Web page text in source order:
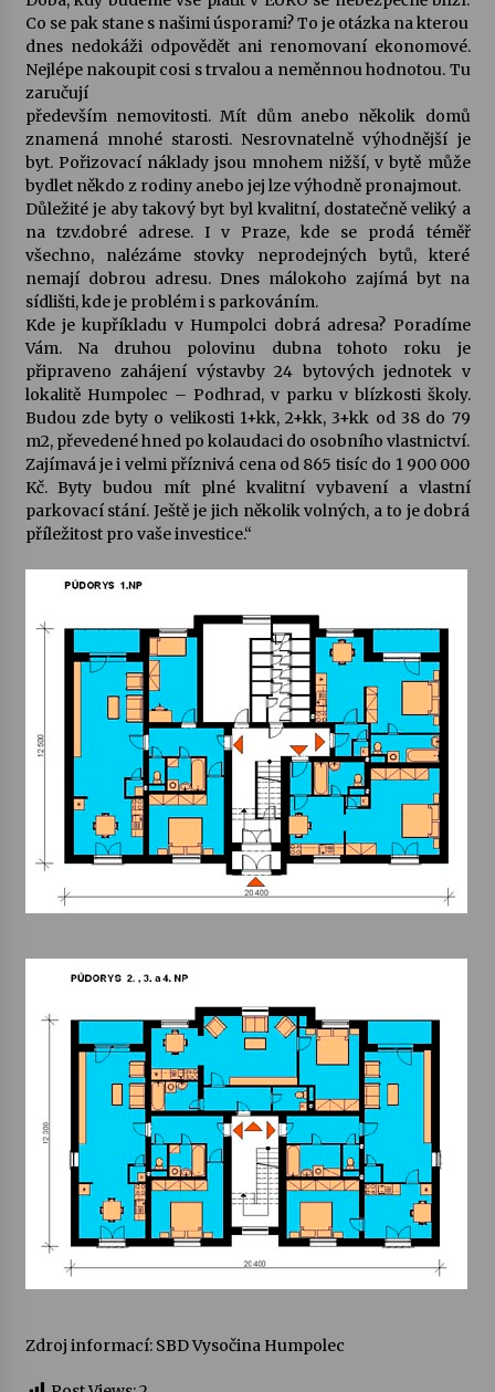
Co se pak stane s našimi úsporami? To je otázka na kterou
dnes nedokáži odpovědět ani renomovaní ekonomové.
Nejlépe nakoupit cosi s trvalou a neměnnou hodnotou. Tu
zaručují
především nemovitosti. Mít dům anebo několik domů
znamená mnohé starosti. Nesrovnatelně výhodnější je
byt. Pořizovací náklady jsou mnohem nižší, v bytě může
bydlet někdo z rodiny anebo jej lze výhodně pronajmout.
Důležité je aby takový byt byl kvalitní, dostatečně veliký a
na tzv.dobré adrese. I v Praze, kde se prodá téměř
všechno, nalézáme stovky neprodejných bytů, které
nemají dobrou adresu. Dnes málokoho zajímá byt na
sídlišti, kde je problém i s parkováním.
Kde je kupříkladu v Humpolci dobrá adresa? Poradíme
Vám. Na druhou polovinu dubna tohoto roku je
připraveno zahájení výstavby 24 bytových jednotek v
lokalitě Humpolec – Podhrad, v parku v blízkosti školy.
Budou zde byty o velikosti 1+kk, 2+kk, 3+kk od 38 do 79
m2, převedené hned po kolaudaci do osobního vlastnictví.
Zajímavá je i velmi příznivá cena od 865 tisíc do 1 900 000
Kč. Byty budou mít plné kvalitní vybavení a vlastní
parkovací stání. Ještě je jich několik volných, a to je dobrá
příležitost pro vaše investice.“
Zdroj informací: SBD Vysočina Humpolec